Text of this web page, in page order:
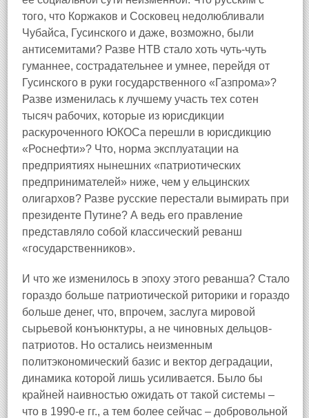
того, что Коржаков и Сосковец недолюбливали
Чубайса, Гусинского и даже, возможно, были
антисемитами? Разве НТВ стало хоть чуть-чуть
гуманнее, сострадательнее и умнее, перейдя от
Гусинского в руки государственного «Газпрома»?
Разве изменилась к лучшему участь тех сотен
тысяч рабочих, которые из юрисдикции
раскуроченного ЮКОСа перешли в юрисдикцию
«Роснефти»? Что, норма эксплуатации на
предприятиях нынешних «патриотических
предпринимателей» ниже, чем у ельцинских
олигархов? Разве русские перестали вымирать при
президенте Путине? А ведь его правление
представляло собой классический реванш
«государственников».
И что же изменилось в эпоху этого реванша? Стало
гораздо больше патриотической риторики и гораздо
больше денег, что, впрочем, заслуга мировой
сырьевой конъюнктуры, а не чиновных дельцов-
патриотов. Но остались неизменным
политэкономический базис и вектор деградации,
динамика которой лишь усиливается. Было бы
крайней наивностью ожидать от такой системы –
что в 1990-е гг., а тем более сейчас – добровольной